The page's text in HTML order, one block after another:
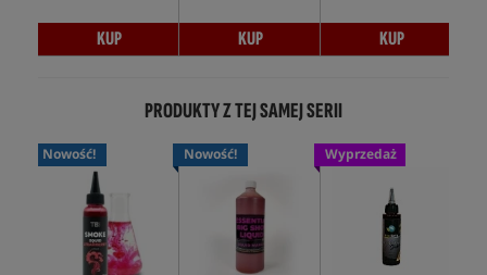
KUP KUP KUP
PRODUKTY Z TEJ SAMEJ SERII
Nowość! Nowość! Wyprzedaż